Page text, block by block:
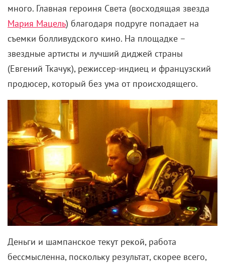
много. Главная героиня Света (восходящая звезда
Мария Мацель) благодаря подруге попадает на
съемки болливудского кино. На площадке –
звездные артисты и лучший диджей страны
(Евгений Ткачук), режиссер-индиец и французский
продюсер, который без ума от происходящего.
Деньги и шампанское текут рекой, работа
бессмысленна, поскольку результат, скорее всего,